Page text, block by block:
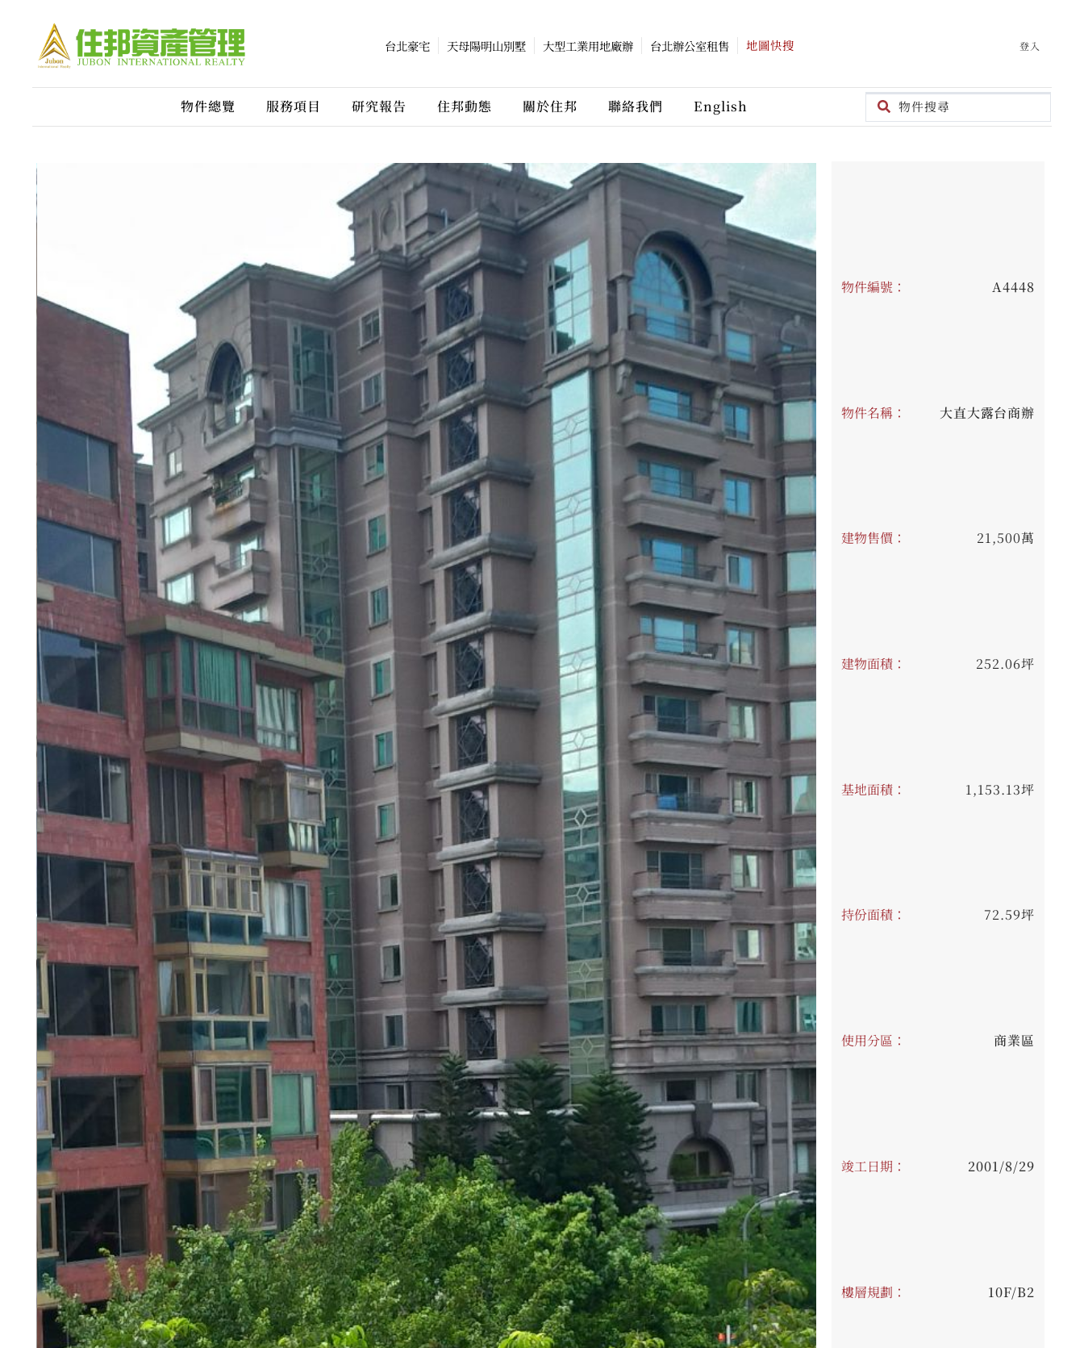
台北豪宅 天母陽明山別墅 大型工業用地廠辦 台北辦公室租售 地圖快搜 登入
物件總覽 服務項目 研究報告 住邦動態 關於住邦 聯絡我們 English
物件編號： A4448
物件名稱： 大直大露台商辦
建物售價： 21,500萬
建物面積： 252.06坪
基地面積： 1,153.13坪
持份面積： 72.59坪
使用分區： 商業區
竣工日期： 2001/8/29
樓層規劃： 10F/B2